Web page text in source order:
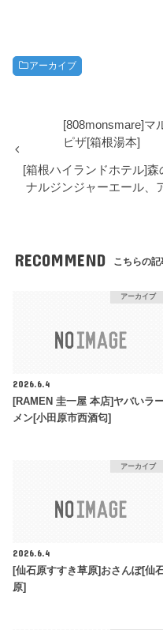
a
d
gr
a
アーカイブ
[808monsmare]マ
ピザ[箱根湯本]
[箱根ハイランドホテル]
ナルジンジャーエール、
RECOMMEND こちらの記
アーカイブ
2026.6.4
[RAMEN 圭一屋 本店]ヤバいラ
メン[小田原市西酒匂]
アーカイブ
2026.6.4
[仙石原すすき草原]おさんぽ[仙
原]